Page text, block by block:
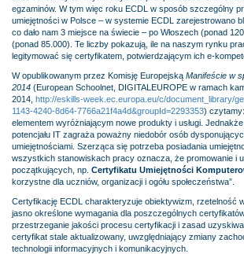
egzaminów. W tym więc roku ECDL w sposób szczególny
umiejętności w Polsce – w systemie ECDL zarejestrowano
co dało nam 3 miejsce na świecie – po Włoszech (ponad
(ponad 85.000). Te liczby pokazują, ile na naszym rynku
legitymować się certyfikatem, potwierdzającym ich e-
W opublikowanym przez Komisję Europejską Manifeście w
2014 (European Schoolnet, DIGITALEUROPE w ramach
2014, http://eskills-week.ec.europa.eu/c/document_library/
1143-4240-8d64-7766a21f4a4d&groupId=2293353)
elementem wyróżniającym nowe produkty i usługi.
potencjału IT zagraża poważny niedobór osób
umiejętnościami. Szerząca się potrzeba posiadania
wszystkich stanowiskach pracy oznacza, że promowanie i
początkujących, np. Certyfikatu Umiejętności
korzystne dla uczniów, organizacji i ogółu społeczeństwa”.
Certyfikację ECDL charakteryzuje obiektywizm, rzetelność
jasno określone wymagania dla poszczególnych
przestrzeganie jakości procesu certyfikacji i zasad
certyfikat stale aktualizowany, uwzględniający zmiany
technologii informacyjnych i komunikacyjnych.